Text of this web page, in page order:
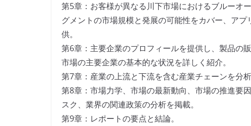
第5章：お客様が異なる川下市場におけるブルーオ
グメントの市場規模と発展の可能性をカバー、ア
供。
第6章：主要企業のプロフィールを提供し、製品の
市場の主要企業の基本的な状況を詳しく紹介。
第7章：産業の上流と下流を含む産業チェーンを分析
第8章：市場力学、市場の最新動向、市場の推進要
スク、業界の関連政策の分析を掲載。
第9章：レポートの要点と結論。